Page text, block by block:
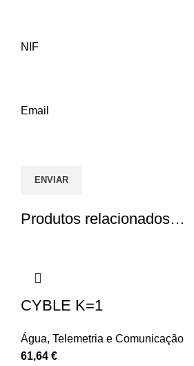
NIF
Email
Produtos relacionados…
CYBLE K=1
Água, Telemetria e Comunicação
61,64 €